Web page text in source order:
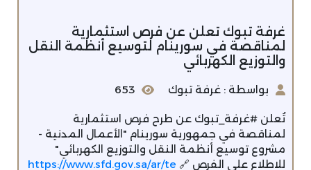
غرفة تبوك تعلن عن فرص استثمارية
لمناقصة في سورينام لتوسيع أنظمة النقل
والتوزيع الكهربائي
بواسطة : غرفة تبوك 653
تُعلن #غرفة_تبوك عن طرح فرص استثمارية
لمناقصة في جمهورية سورينام "الأعمال المدنية -
مشروع توسيع أنظمة النقل والتوزيع الكهربائي"
للاطلاع على الفرص 🔗 https://www.sfd.gov.sa/ar/te